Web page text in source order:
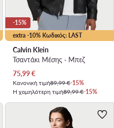
extra -10% Κωδικός: LAST
-15%
Calvin Klein
Τσαντάκι Μέσης · Μπεζ
Τρέχουσα τιμή
75,99€
Κανονική τιμή89,99 €-15%
Η χαμηλότερη τιμή89,99 €-15%